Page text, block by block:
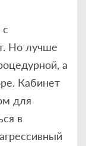
Но лучше
а
Кабинет
для
в